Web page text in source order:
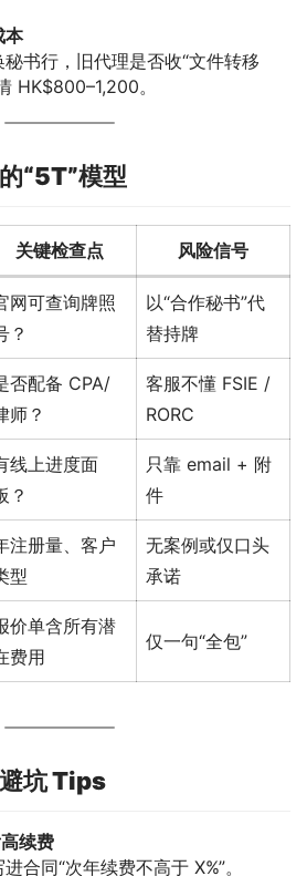
本
书行，旧代理是否收“文件转移
HK$800–1,200。
“5T”模型
关键检查点 风险信号
网可查询牌照
？
以“合作秘书”代
替持牌
否配备 CPA/
师？
客服不懂 FSIE /
RORC
线上进度面
？
只靠 email + 附
件
注册量、客户
型
无案例或仅口头
承诺
价单含所有潜
费用
仅一句“全包”
坑 Tips
续费
合同“次年续费不高于 X%”。